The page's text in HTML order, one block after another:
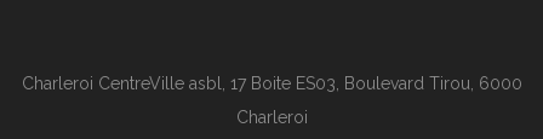
Charleroi CentreVille asbl, 17 Boite ES03, Boulevard Tirou, 6000
Charleroi